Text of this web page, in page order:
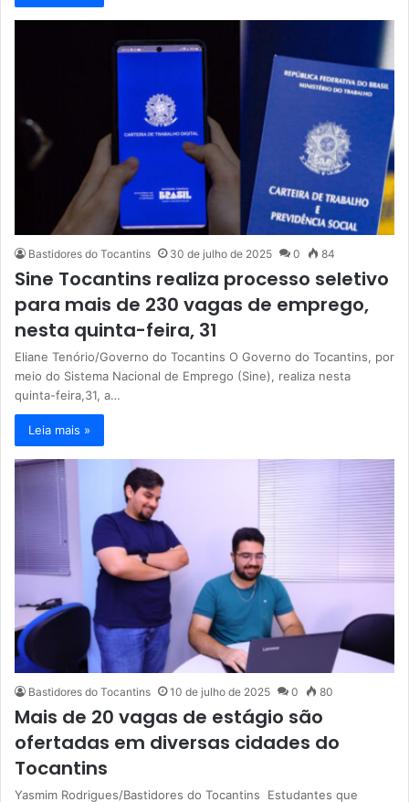
Bastidores do Tocantins 30 de julho de 2025 0 84
Sine Tocantins realiza processo seletivo
para mais de 230 vagas de emprego,
nesta quinta-feira, 31
Eliane Tenório/Governo do Tocantins O Governo do Tocantins, por
meio do Sistema Nacional de Emprego (Sine), realiza nesta
quinta-feira,31, a…
Leia mais »
Bastidores do Tocantins 10 de julho de 2025 0 80
Mais de 20 vagas de estágio são
ofertadas em diversas cidades do
Tocantins
Yasmim Rodrigues/Bastidores do Tocantins Estudantes que